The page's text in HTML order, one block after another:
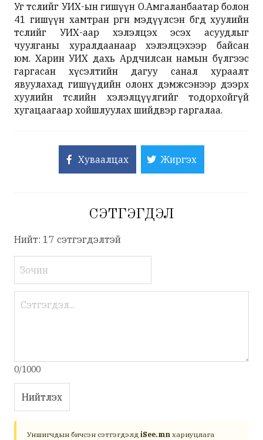
Уг төслийг УИХ-ын гишүүн О.Амгаланбаатар болон
41 гишүүн хамтран өргөн мэдүүлсэн бөгөөд хуулийн
төслийг УИХ-аар хэлэлцэх эсэх асуудлыг
чуулганы хуралдаанаар хэлэлцэхээр байсан
юм. Харин УИХ дахь Ардчилсан намын бүлгээс
гаргасан хүсэлтийн дагуу санал хураалт
явуулахад гишүүдийн олонх дэмжсэнээр дээрх
хуулийн төслийн хэлэлцүүлгийг тодорхойгүй
хугацаагаар хойшлуулах шийдвэр гаргалаа.
Хуваалцах Жиргэх
СЭТГЭГДЭЛ
Нийт: 17 сэтгэгдэлтэй
0/1000
Нийтлэх
Уншигчдын бичсэн сэтгэгдэлд iSee.mn хариуцлага